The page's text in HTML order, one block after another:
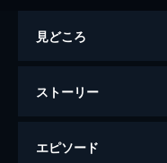
見どころ
ストーリー
エピソード